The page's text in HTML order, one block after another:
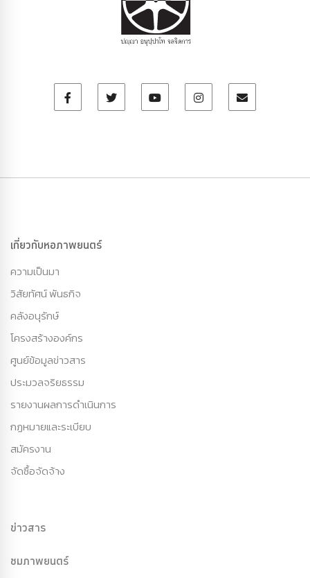
เกี่ยวกับหอภาพยนตร์
ความเป็นมา
วิสัยทัศน์ พันธกิจ
คลังอนุรักษ์
โครงสร้างองค์กร
ศูนย์ข้อมูลข่าวสาร
ประมวลจริยธรรม
รายงานผลการดำเนินการ
กฏหมายและระเบียบ
สมัครงาน
จัดซื้อจัดจ้าง
ข่าวสาร
ชมภาพยนตร์